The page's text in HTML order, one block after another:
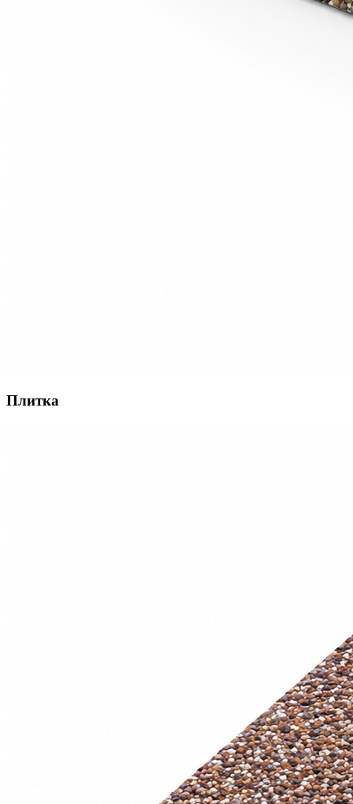
Плитка